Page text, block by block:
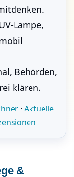
Lampe,
Behörden,
klären.
·Aktuelle
&